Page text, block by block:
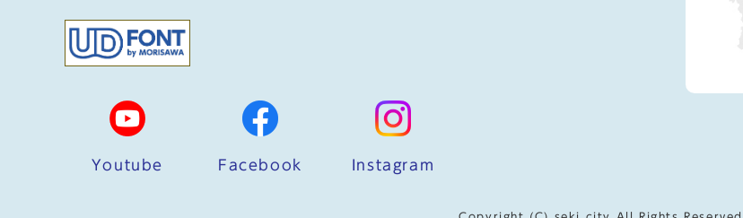
Youtube Facebook Instagram